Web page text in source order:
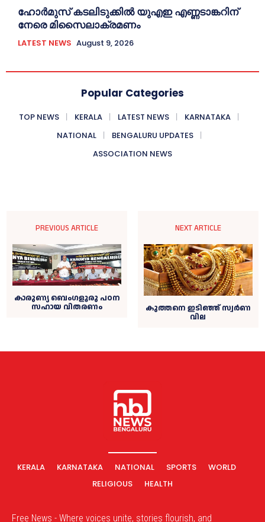
ഹോര്‍മുസ് കടലിടുക്കില്‍ യുഎഇ എണ്ണടാങ്കറിന്
നേരെ മിസൈലാക്രമണം
LATEST NEWS August 9, 2026
Popular Categories
TOP NEWS KERALA LATEST NEWS
KARNATAKA
NATIONAL
BENGALURU UPDATES
ASSOCIATION NEWS
PREVIOUS ARTICLE
കാരുണ്യ ബെംഗളൂരു പഠന
സഹായ വിതരണം
NEXT ARTICLE
കുത്തനെ ഇടിഞ്ഞ് സ്വര്‍ണ
വില
KERALA KARNATAKA NATIONAL SPORTS
WORLD
RELIGIOUS
HEALTH
Free News - Where voices unite, stories flourish, and